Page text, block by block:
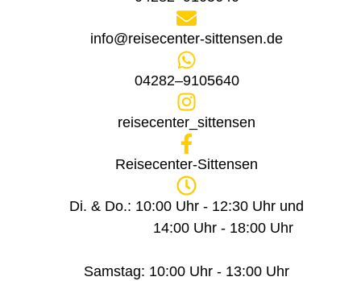
info@reisecenter-sittensen.de
04282–9105640
reisecenter_sittensen
Reisecenter-Sittensen
Di. & Do.: 10:00 Uhr - 12:30 Uhr und
14:00 Uhr - 18:00 Uhr
Samstag: 10:00 Uhr - 13:00 Uhr